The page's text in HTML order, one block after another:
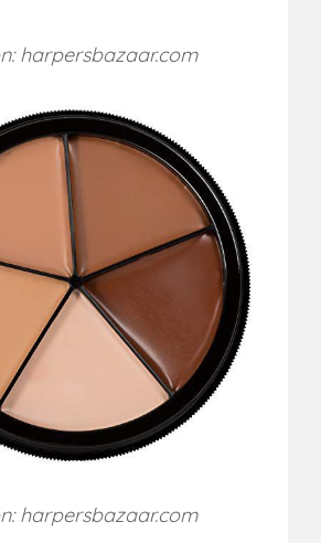
harpersbazaar.com
harpersbazaar.com